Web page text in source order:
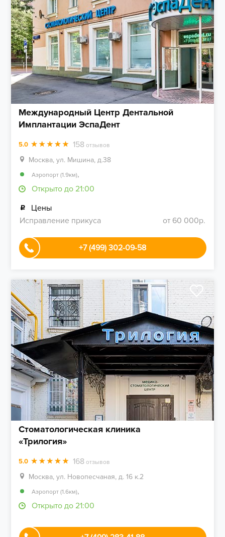
Международный Центр Дентальной
Имплантации ЭспаДент
5.0 158 отзывов
Москва, ул. Мишина, д.38
Аэропорт (1.9км),
Открыто до 21:00
Цены
Исправление прикуса
от 60 000р.
+7 (499) 302-09-58
Стоматологическая клиника
«Трилогия»
5.0 168 отзывов
Москва, ул. Новопесчаная, д. 16 к.2
Аэропорт (1.6км),
Открыто до 21:00